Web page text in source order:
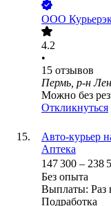
ООО
4.2
•
15 отзывов
Пермь, р-н
Можно без
Откликнуться
Авто-курьер
Аптека
147 300 – 238
Без опыта
Выплаты: Раз
Подработка